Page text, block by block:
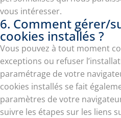
vous intéresser.
6. Comment gérer/
cookies installés ?
Vous pouvez à tout moment
exceptions ou refuser
paramétrage de votre
cookies installés se fait
paramètres de votre
suivre les étapes sur les liens